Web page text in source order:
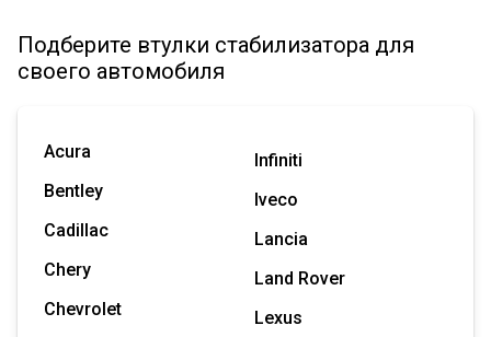
Подберите втулки стабилизатора для
своего автомобиля
Acura
Bentley
Cadillac
Chery
Chevrolet
Infiniti
Iveco
Lancia
Land Rover
Lexus